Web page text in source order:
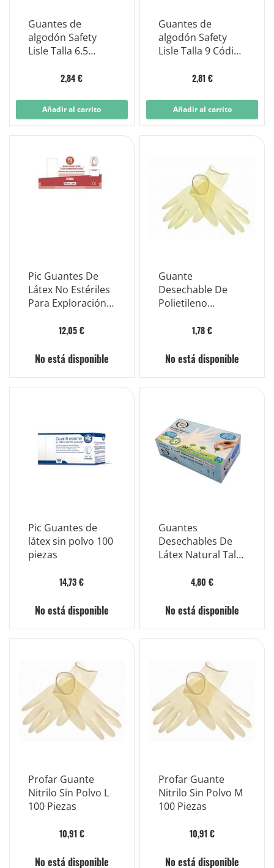
Guantes de
algodón Safety
Lisle Talla 6.5
2,84 €
Añadir al carrito
Guantes de
algodón Safety
Lisle Talla 9 Código
2,81 €
Añadir al carrito
Pic Guantes De
Látex No Estériles
Para Exploración
12,05 €
No está disponible
Guante
Desechable De
Polietileno
Lotus 100 Piezas
1,78 €
No está disponible
Pic Guantes de
látex sin polvo 100
piezas
14,73 €
No está disponible
Guantes
Desechables De
Látex Natural Talla
4,80 €
No está disponible
Profar Guante
Nitrilo Sin Polvo L
100 Piezas
10,91 €
No está disponible
Profar Guante
Nitrilo Sin Polvo M
100 Piezas
10,91 €
No está disponible